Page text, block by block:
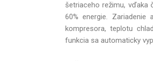
šetriaceho režimu, vďaka
60% energie.
kompresora, teplotu
funkcia sa automaticky